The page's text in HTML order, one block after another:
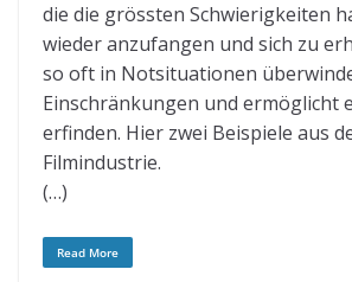
die die grössten Schwierigkeiten
wieder anzufangen und sich zu
so oft in Notsituationen
Einschränkungen und ermöglicht
erfinden. Hier zwei Beispiele aus
Filmindustrie.
(…)
Read More